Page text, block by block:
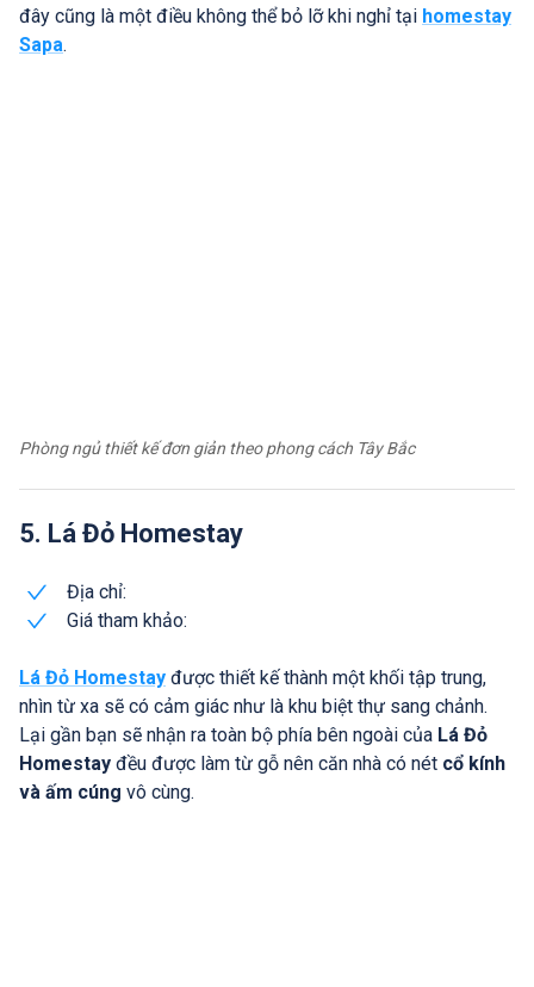
đây cũng là một điều không thể bỏ lỡ khi nghỉ tại homestay
Sapa.
Phòng ngủ thiết kế đơn giản theo phong cách Tây Bắc
5. Lá Đỏ Homestay
Địa chỉ:
Giá tham khảo:
Lá Đỏ Homestay được thiết kế thành một khối tập trung,
nhìn từ xa sẽ có cảm giác như là khu biệt thự sang chảnh.
Lại gần bạn sẽ nhận ra toàn bộ phía bên ngoài của Lá Đỏ
Homestay đều được làm từ gỗ nên căn nhà có nét cổ kính
và ấm cúng vô cùng.